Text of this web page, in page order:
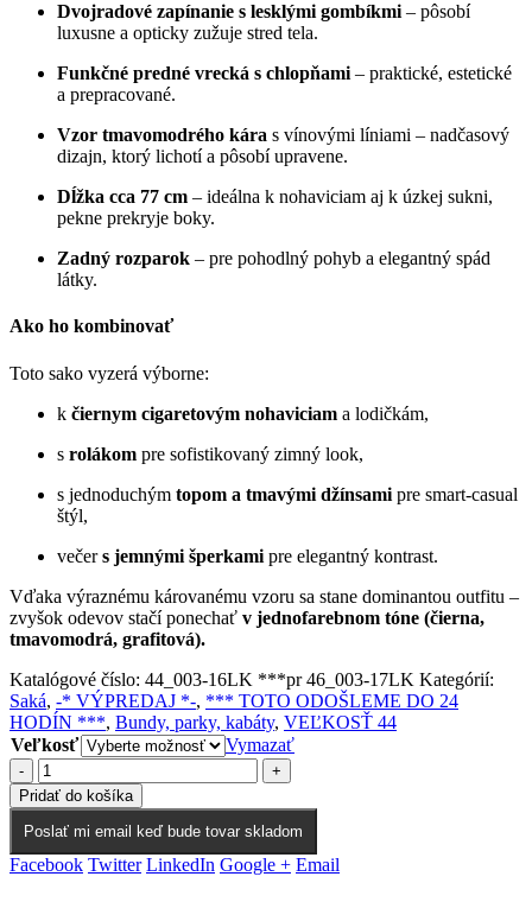
Dvojradové zapínanie s lesklými gombíkmi – pôsobí
luxusne a opticky zužuje stred tela.
Funkčné predné vrecká s chlopňami – praktické, estetické
a prepracované.
Vzor tmavomodrého kára s vínovými líniami – nadčasový
dizajn, ktorý lichotí a pôsobí upravene.
Dĺžka cca 77 cm – ideálna k nohaviciam aj k úzkej sukni,
pekne prekryje boky.
Zadný rozparok – pre pohodlný pohyb a elegantný spád
látky.
Ako ho kombinovať
Toto sako vyzerá výborne:
k čiernym cigaretovým nohaviciam a lodičkám,
s rolákom pre sofistikovaný zimný look,
s jednoduchým topom a tmavými džínsami pre smart-casual
štýl,
večers jemnými šperkami pre elegantný kontrast.
Vďaka výraznému károvanému vzoru sa stane dominantou outfitu –
zvyšok odevov stačí ponechať v jednofarebnom tóne (čierna,
tmavomodrá, grafitová).
Katalógové číslo: 44_003-16LK ***pr 46_003-17LK Kategórií:
Saká, -* VÝPREDAJ *-, *** TOTO ODOŠLEME DO 24
HODÍN ***, Bundy, parky, kabáty, VEĽKOSŤ 44
Veľkosť
Vymazať
-
+
Pridať do košíka
Poslať mi email keď bude tovar skladom
Facebook Twitter LinkedIn Google + Email